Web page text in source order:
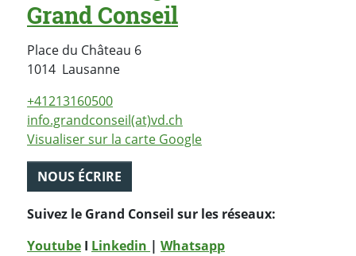
Grand Conseil
Place du Château 6
1014 LausanneSuisse
+41213160500
info.grandconseil(at)vd.ch
Visualiser sur la carte Google
NOUS ÉCRIRE
Suivez le Grand Conseil sur les réseaux:
Youtube I Linkedin | Whatsapp